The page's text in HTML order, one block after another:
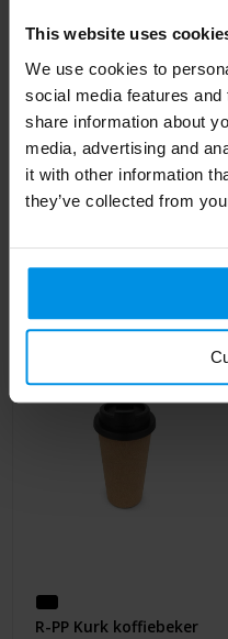
This website uses
We use cookies to
social media features
share information about
media, advertising and
it with other information
they’ve collected from
Hoogte
Lengte
R-PP Kurk koffiebeker